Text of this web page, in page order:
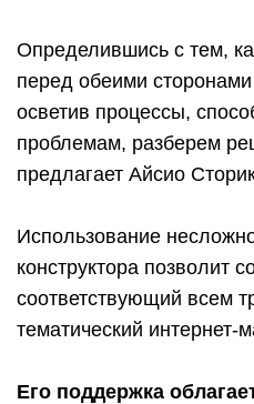
Определившись с тем,
перед обеими
осветив процессы,
проблемам, разберем
предлагает Айсио
Использование
конструктора позволит
соответствующий всем
тематический интернет-
Его поддержка